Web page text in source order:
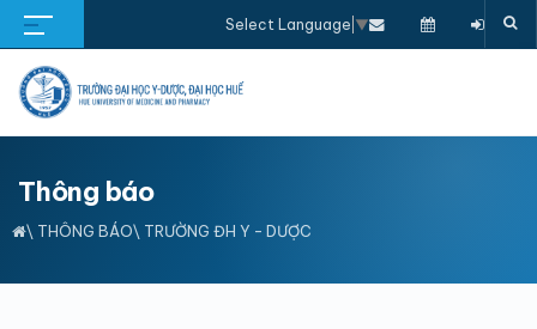
Select Language ▼
Thông báo
\ THÔNG BÁO\ TRƯỜNG ĐH Y - DƯỢC